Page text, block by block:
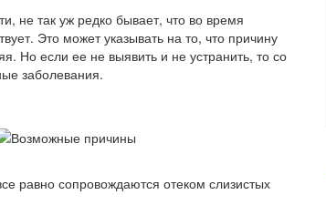
не так уж редко бывает, что во время
Это может указывать на то, что причину
Но если ее не выявить и не устранить, то со
заболевания.
равно сопровождаются отеком слизистых